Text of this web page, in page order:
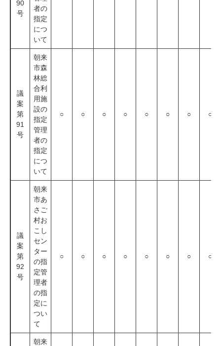
90
号
者の
指定
につ
いて
議
案
第
91
号
朝来
市森
林総
合利
用施
設の
指定
管理
者の
指定
につ
いて
○ ○ ○ ○ ○ ○ ○ ○
議
案
第
92
号
朝来
市あ
さご
村お
こし
セン
ター
の指
定管
理者
の指
定に
つい
て
○ ○ ○ ○ ○ ○ ○ ○
朝来